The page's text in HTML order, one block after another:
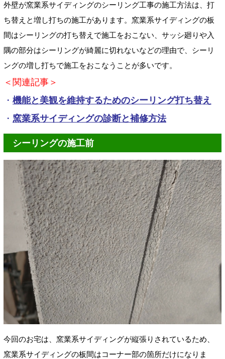
外壁が窯業系サイディングのシーリング工事の施工方法は、打
ち替えと増し打ちの施工があります。窯業系サイディングの板
間はシーリングの打ち替えで施工をおこない、サッシ廻りや入
隅の部分はシーリングが綺麗に切れないなどの理由で、シーリ
ングの増し打ちで施工をおこなうことが多いです。
＜関連記事＞
・ 機能と美観を維持するためのシーリング打ち替え
・ 窯業系サイディングの診断と補修方法
シーリングの施工前
今回のお宅は、窯業系サイディングが縦張りされているため、
窯業系サイディングの板間はコーナー部の箇所だけになりま